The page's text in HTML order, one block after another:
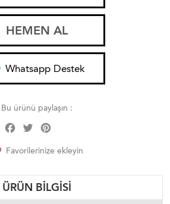
HEMEN AL
Whatsapp Destek
Bu ürünü paylaşın :
Facebook
Twitter
Favorilerinize ekleyin
ÜRÜN BILGISI